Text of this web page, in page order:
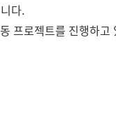
다.
프로젝트를 진행하고